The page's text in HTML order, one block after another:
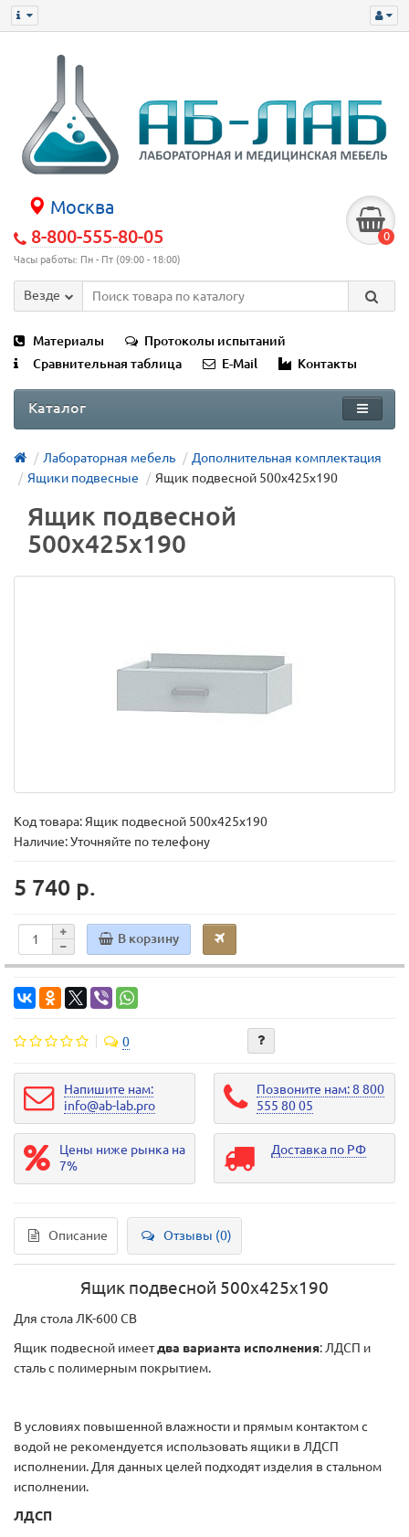
Москва
8-800-555-80-05
Часы работы: Пн - Пт (09:00 - 18:00)
0
Везде
Материалы
Протоколы испытаний
Сравнительная таблица
E-Mail Контакты
Каталог
Лабораторная мебель
Дополнительная комплектация
Ящики подвесные
Ящик подвесной 500х425х190
Ящик подвесной
500х425х190
Код товара: Ящик подвесной 500х425х190
Наличие: Уточняйте по телефону
5 740 р.
В корзину
0
Напишите нам:
info@ab-lab.pro
Позвоните нам: 8 800
555 80 05
Цены ниже рынка на
7%
Доставка по РФ
Описание Отзывы (0)
Ящик подвесной 500х425х190
Для стола ЛК-600 СВ
Ящик подвесной имеетдва варианта исполнения: ЛДСП и
сталь с полимерным покрытием.
В условиях повышенной влажности и прямым контактом с
водой не рекомендуется использовать ящики в ЛДСП
исполнении. Для данных целей подходят изделия в стальном
исполнении.
ЛДСП